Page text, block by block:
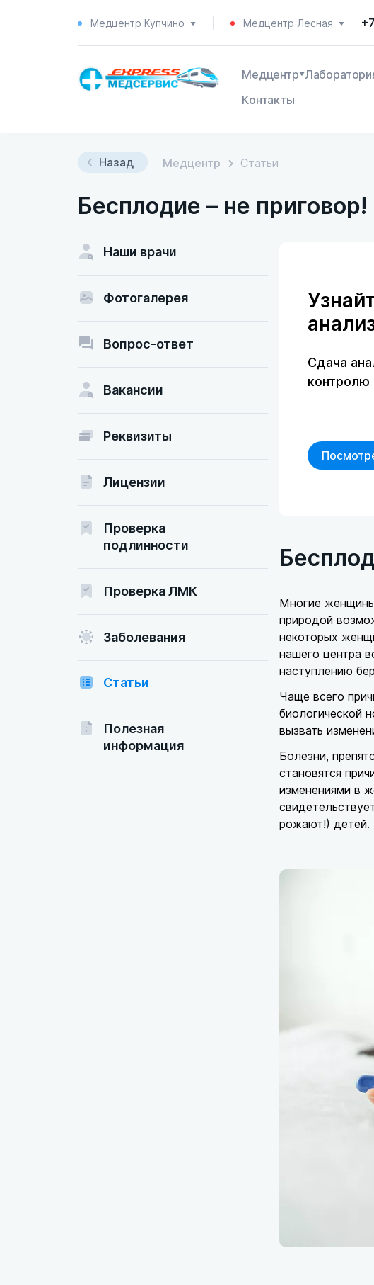
Медцентр Купчино Медцентр Лесная
Медцентр
Контакты
Назад Медцентр Статьи
Бесплодие – не приговор!
Наши врачи
Фотогалерея
Вопрос-ответ
Вакансии
Реквизиты
Лицензии
Проверка
подлинности
Проверка ЛМК
Заболевания
Статьи
Полезная
информация
Сдача
контролю
Многие
природой
некоторых
нашего центра
наступлению
Чаще всего
биологической
вызвать
Болезни,
становятся
изменениями в
рожают!) детей.